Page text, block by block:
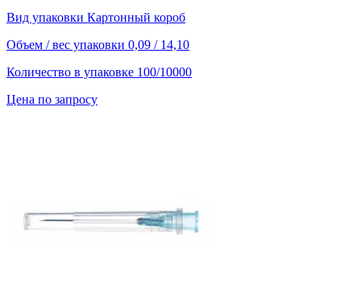
Вид упаковки Картонный короб
Объем / вес упаковки 0,09 / 14,10
Количество в упаковке 100/10000
Цена по запросу